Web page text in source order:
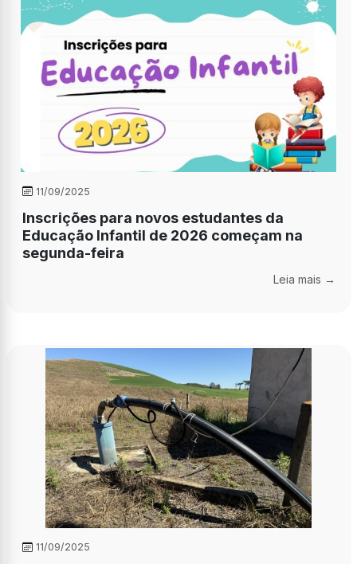
11/09/2025
Inscrições para novos estudantes da
Educação Infantil de 2026 começam na
segunda-feira
Leia mais →
11/09/2025